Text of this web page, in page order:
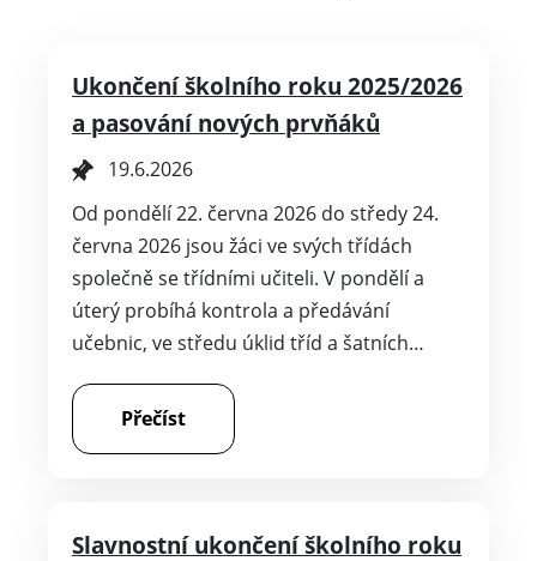
Ukončení školního roku 2025/2026
a pasování nových prvňáků
19.6.2026
Od pondělí 22. června 2026 do středy 24.
června 2026 jsou žáci ve svých třídách
společně se třídními učiteli. V pondělí a
úterý probíhá kontrola a předávání
učebnic, ve středu úklid tříd a šatních…
Přečíst
Slavnostní ukončení školního roku